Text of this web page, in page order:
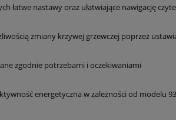
łatwe nastawy oraz ułatwiające nawigację
zmiany krzywej grzewczej poprzez
zgodnie potrzebami i oczekiwaniami
energetyczna w zależności od modelu